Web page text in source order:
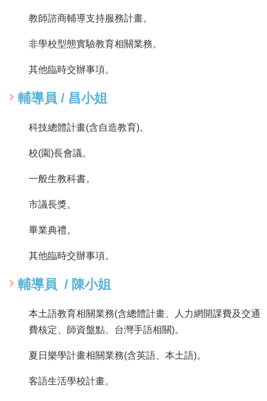
教師諮商輔導支持服務計畫。
非學校型態實驗教育相關業務。
其他臨時交辦事項。
輔導員 / 昌小姐
科技總體計畫(含自造教育)。
校(園)長會議。
一般生教科書。
市議長獎。
畢業典禮。
其他臨時交辦事項。
輔導員 / 陳小姐
本土語教育相關業務(含總體計畫、人力網開課費及交通
費核定、師資盤點、台灣手語相關)。
夏日樂學計畫相關業務(含英語、本土語)。
客語生活學校計畫。